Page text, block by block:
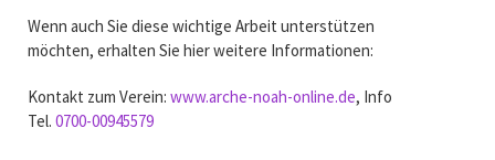
Wenn auch Sie diese wichtige Arbeit unterstützen
möchten, erhalten Sie hier weitere Informationen:
Kontakt zum Verein: www.arche-noah-online.de, Info
Tel. 0700-00945579